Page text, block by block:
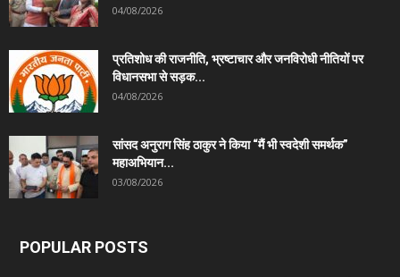
04/08/2026
प्रतिशोध की राजनीति, भ्रष्टाचार और जनविरोधी नीतियों पर
विधानसभा से सड़क...
04/08/2026
सांसद अनुराग सिंह ठाकुर ने किया “मैं भी स्वदेशी समर्थक”
महाअभियान...
03/08/2026
POPULAR POSTS